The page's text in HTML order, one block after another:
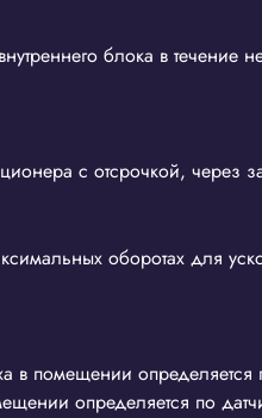
блока в течение
с отсрочкой, через
оборотах для
в помещении определяется
определяется по